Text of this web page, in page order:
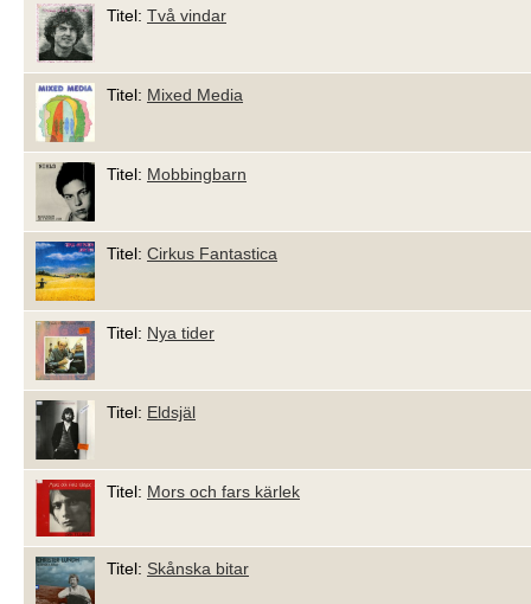
Titel: Två vindar
Titel: Mixed Media
Titel: Mobbingbarn
Titel: Cirkus Fantastica
Titel: Nya tider
Titel: Eldsjäl
Titel: Mors och fars kärlek
Titel: Skånska bitar